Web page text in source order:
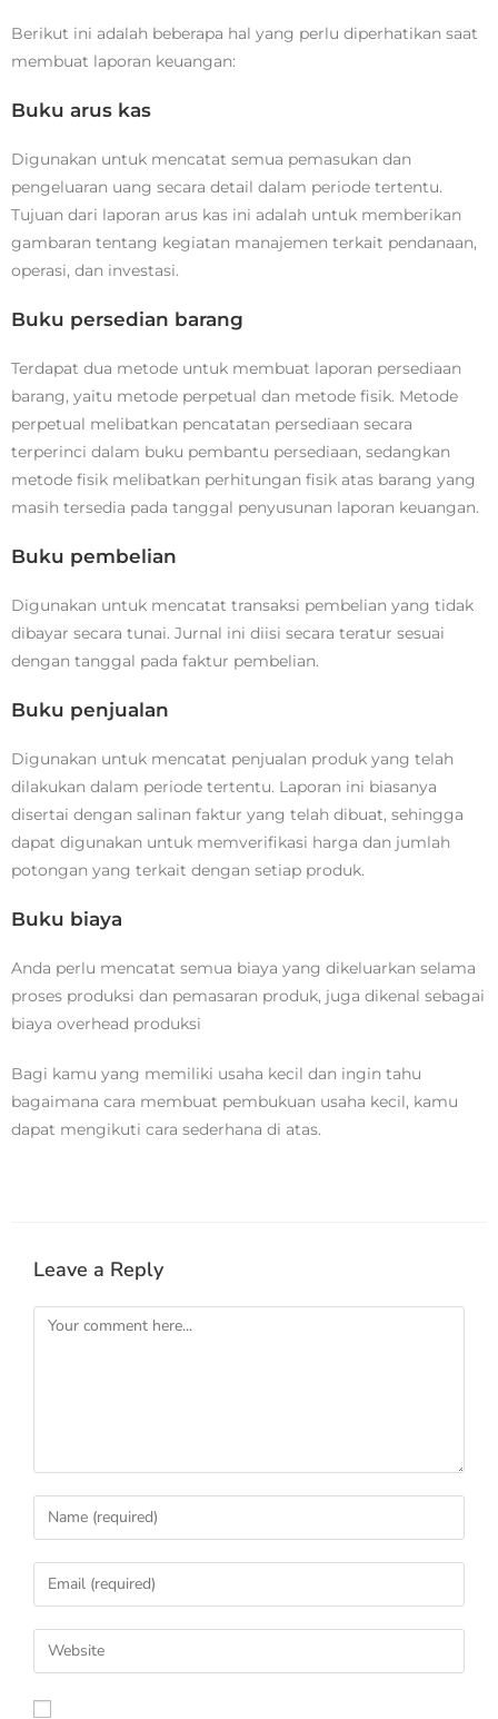
Berikut ini adalah beberapa hal yang perlu diperhatikan saat
membuat laporan keuangan:
Buku arus kas
Digunakan untuk mencatat semua pemasukan dan
pengeluaran uang secara detail dalam periode tertentu.
Tujuan dari laporan arus kas ini adalah untuk memberikan
gambaran tentang kegiatan manajemen terkait pendanaan,
operasi, dan investasi.
Buku persedian barang
Terdapat dua metode untuk membuat laporan persediaan
barang, yaitu metode perpetual dan metode fisik. Metode
perpetual melibatkan pencatatan persediaan secara
terperinci dalam buku pembantu persediaan, sedangkan
metode fisik melibatkan perhitungan fisik atas barang yang
masih tersedia pada tanggal penyusunan laporan keuangan.
Buku pembelian
Digunakan untuk mencatat transaksi pembelian yang tidak
dibayar secara tunai. Jurnal ini diisi secara teratur sesuai
dengan tanggal pada faktur pembelian.
Buku penjualan
Digunakan untuk mencatat penjualan produk yang telah
dilakukan dalam periode tertentu. Laporan ini biasanya
disertai dengan salinan faktur yang telah dibuat, sehingga
dapat digunakan untuk memverifikasi harga dan jumlah
potongan yang terkait dengan setiap produk.
Buku biaya
Anda perlu mencatat semua biaya yang dikeluarkan selama
proses produksi dan pemasaran produk, juga dikenal sebagai
biaya overhead produksi
Bagi kamu yang memiliki usaha kecil dan ingin tahu
bagaimana cara membuat pembukuan usaha kecil, kamu
dapat mengikuti cara sederhana di atas.
Leave a Reply